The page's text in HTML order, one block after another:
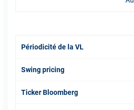
Périodicité de la VL
Swing pricing
Ticker Bloomberg